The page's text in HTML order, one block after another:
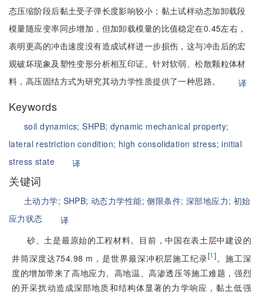
态压缩阶段后黏土受子弹长度影响较小；黏土试样动态加卸载段
模量随应变率同步增加，但加卸载模量的比值稳定在0.45左右，
表明更高的冲击速度没有造成试样进一步损伤，这与冲击后的宏
观破坏现象及塑性变形分析相互印证。针对软弱、松散颗粒体材
料，高压固结方式为研究其动力学性质提供了一种思路。
译
Keywords
soil dynamics;SHPB; dynamic mechanical property;
lateral restriction condition; high consolidation stress;initial
stress state
译
关键词
土动力学; SHPB;动态力学性能;侧限条件; 深部地应力; 初始
应力状态
译
砂、土是最原始的工程材料。目前，中国在表土层中建设的
井筒深度达754.98 m，是世界最深冲积层施工纪录[1]。施工深
度的增加带来了高地应力、高地温、高渗透压等施工难题，强烈
的开采扰动造成深部地质和结构体显著的力学响应，黏土低强